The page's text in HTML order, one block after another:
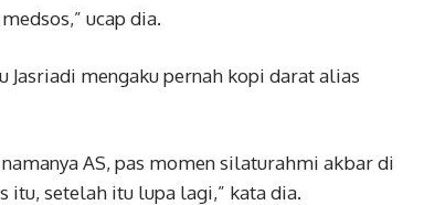
ucap dia.
Jasriadi mengaku pernah kopi darat alias
AS, pas momen silaturahmi akbar di
itu, setelah itu lupa lagi,” kata dia.